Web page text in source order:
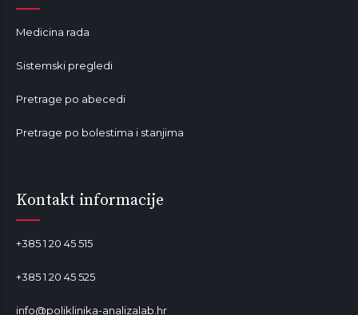
Medicina rada
Sistemski pregledi
Pretrage po abecedi
Pretrage po bolestima i stanjima
Kontakt informacije
+385 1 20 45 515
+385 1 20 45 525
info@poliklinika-analizalab.hr